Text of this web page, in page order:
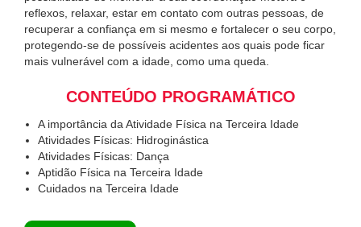
reflexos, relaxar, estar em contato com outras pessoas, de
recuperar a confiança em si mesmo e fortalecer o seu corpo,
protegendo-se de possíveis acidentes aos quais pode ficar
mais vulnerável com a idade, como uma queda.
CONTEÚDO PROGRAMÁTICO
A importância da Atividade Física na Terceira Idade
Atividades Físicas: Hidroginástica
Atividades Físicas: Dança
Aptidão Física na Terceira Idade
Cuidados na Terceira Idade